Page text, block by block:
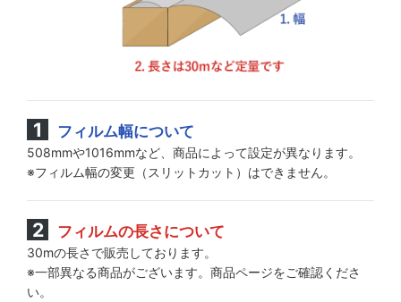
フィルム幅について
508mmや1016mmなど、商品によって設定が異なります。
※フィルム幅の変更（スリットカット）はできません。
フィルムの長さについて
30mの長さで販売しております。
※一部異なる商品がございます。商品ページをご確認くださ
い。